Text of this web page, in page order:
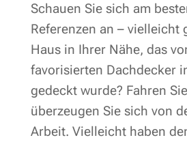
Schauen Sie sich am
Referenzen an – vielleicht
Haus in Ihrer Nähe, das
favorisierten Dachdecker
gedeckt wurde? Fahren
überzeugen Sie sich von
Arbeit. Vielleicht haben